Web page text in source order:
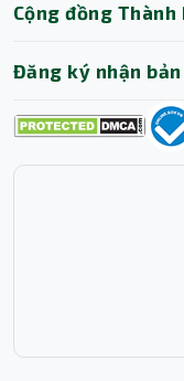
Cộng đồng Thành
Đăng ký nhận